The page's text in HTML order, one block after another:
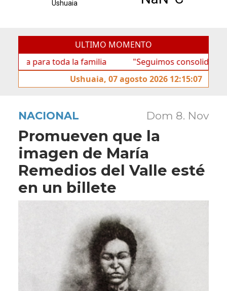
ULTIMO MOMENTO
toda la familia
"Seguimos consolidando al BTF
Ushuaia, 07 agosto 2026 12:15:07
NACIONAL Dom 8. Nov
Promueven que la
imagen de María
Remedios del Valle esté
en un billete